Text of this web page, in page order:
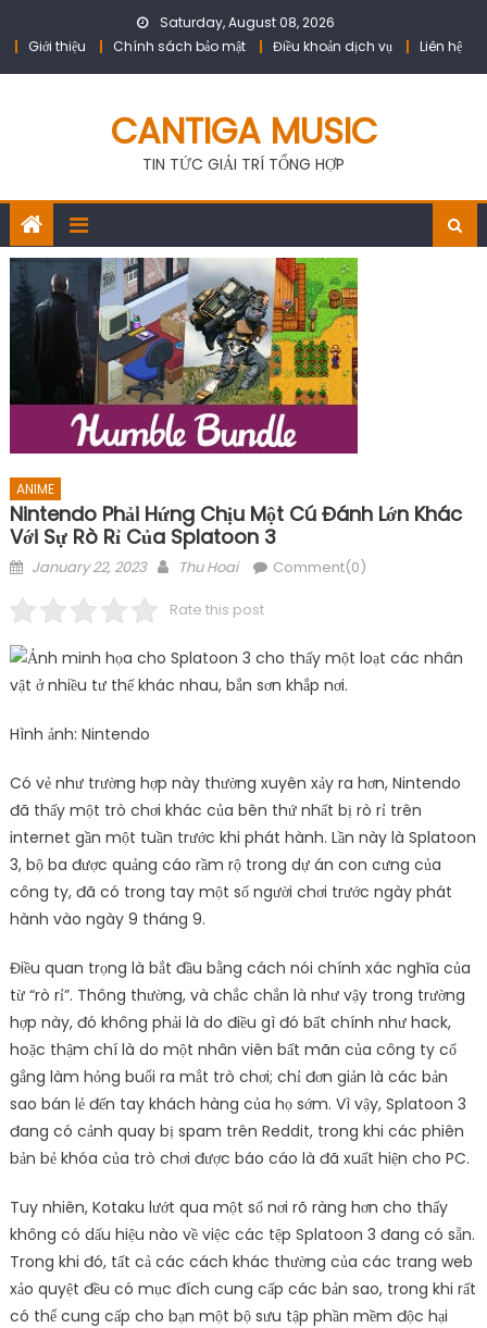
Saturday, August 08, 2026
Giới thiệu
Chính sách bảo mật Điều khoản dịch vụ Liên hệ
CANTIGA MUSIC
TIN TỨC GIẢI TRÍ TỔNG HỢP
ANIME
Nintendo Phải Hứng Chịu Một Cú Đánh Lớn Khác
Với Sự Rò Rỉ Của Splatoon 3
Posted
January 22, 2023 Author
Thu Hoai Comment(0)
Rate this post
Hình ảnh: Nintendo
Có vẻ như trường hợp này thường xuyên xảy ra hơn, Nintendo
đã thấy một trò chơi khác của bên thứ nhất bị rò rỉ trên
internet gần một tuần trước khi phát hành. Lần này là Splatoon
3, bộ ba được quảng cáo rầm rộ trong dự án con cưng của
công ty, đã có trong tay một số người chơi trước ngày phát
hành vào ngày 9 tháng 9.
Điều quan trọng là bắt đầu bằng cách nói chính xác nghĩa của
từ “rò rỉ”. Thông thường, và chắc chắn là như vậy trong trường
hợp này, đó không phải là do điều gì đó bất chính như hack,
hoặc thậm chí là do một nhân viên bất mãn của công ty cố
gắng làm hỏng buổi ra mắt trò chơi; chỉ đơn giản là các bản
sao bán lẻ đến tay khách hàng của họ sớm. Vì vậy, Splatoon 3
đang có cảnh quay bị spam trên Reddit, trong khi các phiên
bản bẻ khóa của trò chơi được báo cáo là đã xuất hiện cho PC.
Tuy nhiên, Kotaku lướt qua một số nơi rõ ràng hơn cho thấy
không có dấu hiệu nào về việc các tệp Splatoon 3 đang có sẵn.
Trong khi đó, tất cả các cách khác thường của các trang web
xảo quyệt đều có mục đích cung cấp các bản sao, trong khi rất
có thể cung cấp cho bạn một bộ sưu tập phần mềm độc hại